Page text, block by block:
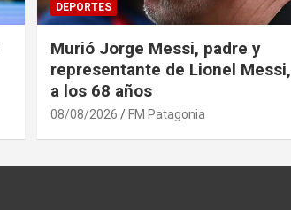
DEPORTES
Murió Jorge Messi, padre y
representante de Lionel Messi,
a los 68 años
08/08/2026 FM Patagonia